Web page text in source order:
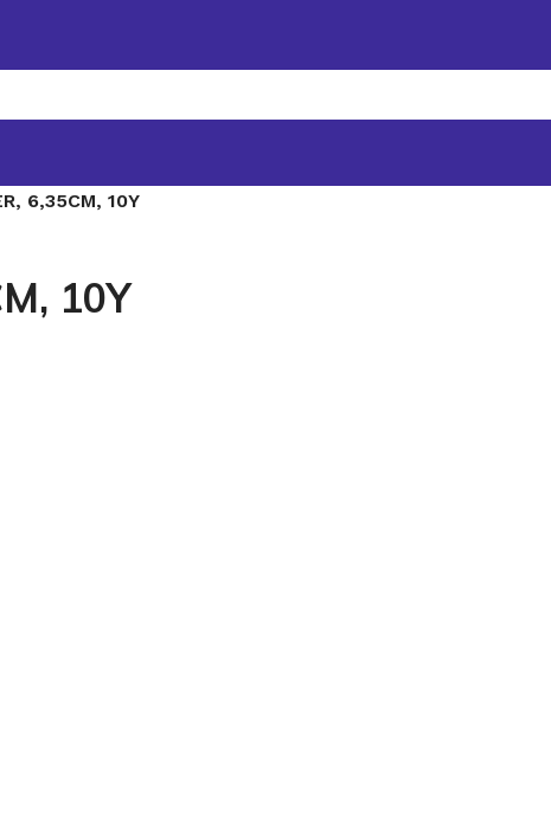
6,35CM, 10Y
10Y